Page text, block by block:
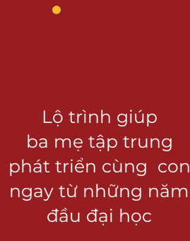
Lộ trình giúp
ba mẹ tập trung
phát triển cùng con
ngay từ những năm
đầu đại học